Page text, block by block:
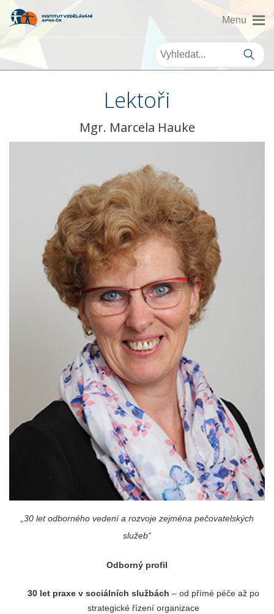
Lektoři
Mgr. Marcela Hauke
„30 let odborného vedení a rozvoje zejména pečovatelských
služeb“
Odborný profil
30 let praxe v sociálních službách – od přímé péče až po
strategické řízení organizace